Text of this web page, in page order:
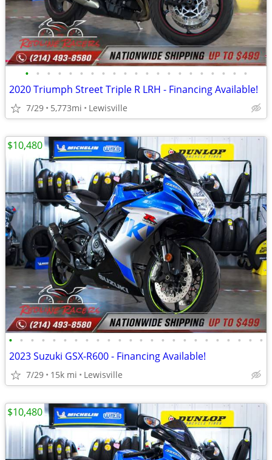
• • • • • • • • • • • • • • • • • • • • •
2020 Triumph Street Triple R LRH - Financing Available!
7/29 5,773mi Lewisville
• • • • • • • • • • • • • • • • • • • • • • • •
2023 Suzuki GSX-R600 - Financing Available!
7/29 15k mi Lewisville
$10,480
$10,480